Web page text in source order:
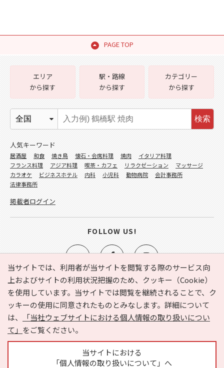
PAGE TOP
当サイトでは、利用者が当サイトを閲覧する際のサービス向
上およびサイトの利用状況把握のため、クッキー（Cookie）
を使用しています。当サイトでは閲覧を継続されることで、ク
ッキーの使用に同意されたものとみなします。詳細について
は、
「当社ウェブサイトにおける個人情報の取り扱いについ
て」 をご覧ください。
当サイトにおける
「個人情報の取り扱いについて」へ
e-NAVITA（イーナビタ）とは？ お気に入り
ヘルプ
利用規約
個人情報の取り扱いについて
運営会社
サイトマップ
広告掲載に関するお問い合わせ
エリア
から探す
駅・路線
から探す
カテゴリー
から探す
検索
人気キーワード
居酒屋 和食 焼き鳥 懐石・会席料理 焼肉
イタリア料理
フランス料理
アジア料理 喫茶・カフェ リラクゼーション
マッサージ
カラオケ
ビジネスホテル 内科 小児科 動物病院
会計事務所
法律事務所
掲載者ログイン
FOLLOW US!